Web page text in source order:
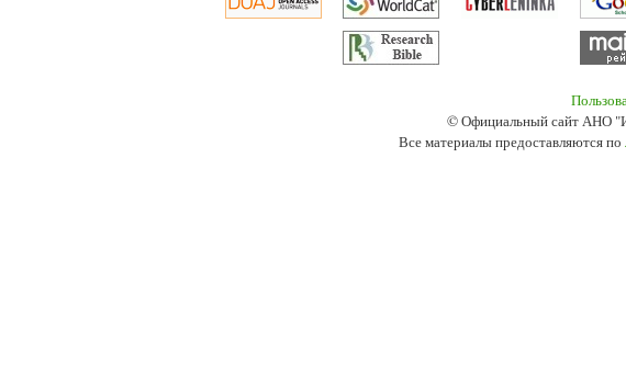
© Официальный сайт АНО
Все материалы предоставляются по